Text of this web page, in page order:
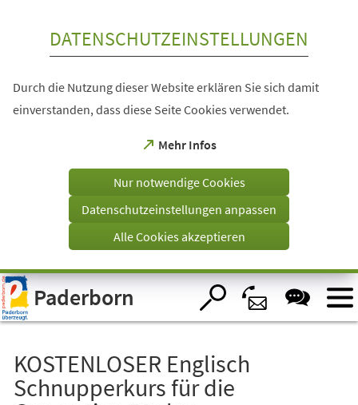
Visuelle
Assistenzsoftware
öffnen.
DATENSCHUTZEINSTELLUNGEN
Durch die Nutzung dieser Website erklären Sie sich damit
einverstanden, dass diese Seite Cookies verwendet.
Mehr Infos
(Öffnet
einem
Tab)
Nur notwendige Cookies
Datenschutzeinstellungen anpassen
Alle Cookies akzeptieren
Paderborn
KOSTENLOSER Englisch
Schnupperkurs für die